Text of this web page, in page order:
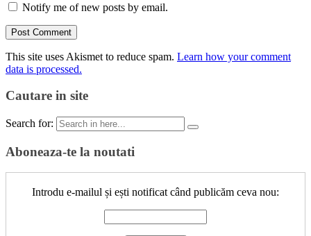
Notify me of new posts by email.
This site uses Akismet to reduce spam. Learn how your comment
data is processed.
Cautare in site
Search for:
Aboneaza-te la noutati
Introdu e-mailul și ești notificat când publicăm ceva nou: